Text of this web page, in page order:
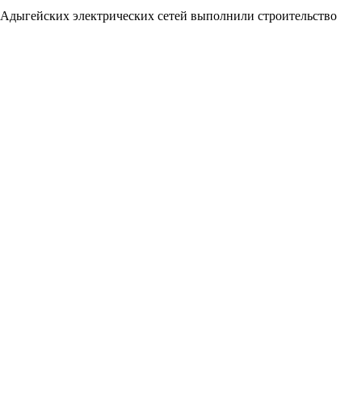
электрических сетей выполнили строительство